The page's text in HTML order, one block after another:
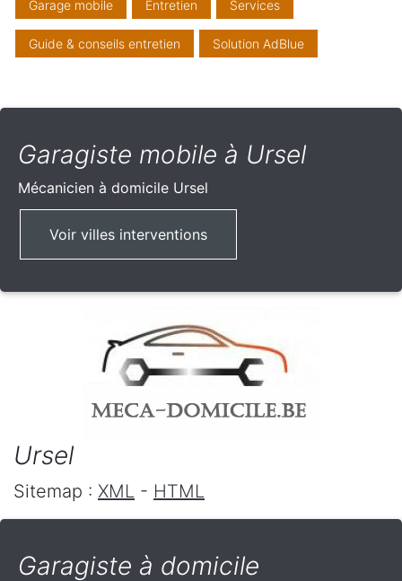
Garage mobile Entretien Services
Guide & conseils entretien Solution AdBlue
Garagiste mobile à Ursel
Mécanicien à domicile Ursel
Voir villes interventions
Ursel
Sitemap : XML - HTML
Garagiste à domicile